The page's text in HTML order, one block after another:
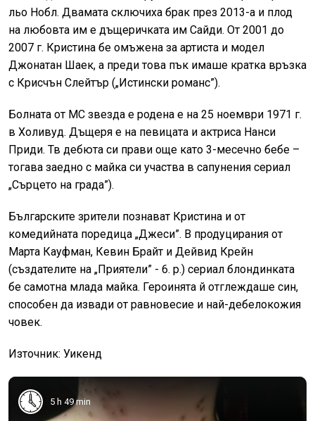
льо Нобл. Двамата сключиха брак през 2013-а и плод
на любовта им е дъщеричката им Сайди. От 2001 до
2007 г. Кристина бе омъжена за артиста и модел
Джонатан Шаек, а преди това пък имаше кратка връзка
с Крисчън Слейтър („Истински романс”).
Болната от МС звезда е родена е на 25 ноември 1971 г.
в Холивуд. Дъщеря е на певицата и актриса Нанси
Приди. Тв дебюта си прави още като 3-месечно бебе –
тогава заедно с майка си участва в сапунения сериал
„Сърцето на града”).
Българските зрители познават Кристина и от
комедийната поредица „Джеси”. В продуцирания от
Марта Кауфман, Кевин Брайт и Дейвид Крейн
(създателите на „Приятели” - 6. р.) сериал блондинката
бе самотна млада майка. Героинята й отглеждаше син,
способен да извади от равновесие и най-дебелокожия
човек.
Източник: Уикенд
5 h 49 min